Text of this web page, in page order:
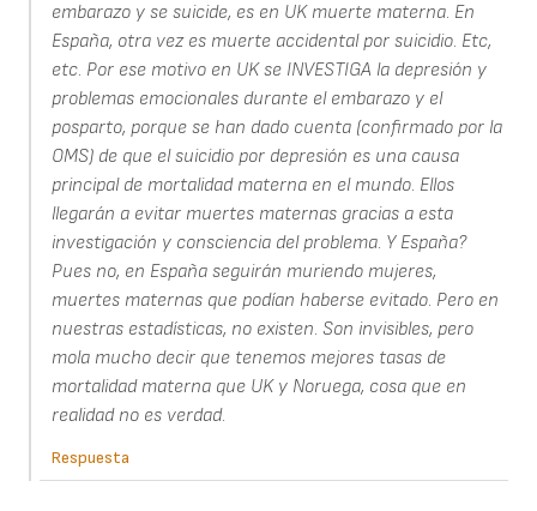
embarazo y se suicide, es en UK muerte materna. En
España, otra vez es muerte accidental por suicidio. Etc,
etc. Por ese motivo en UK se INVESTIGA la depresión y
problemas emocionales durante el embarazo y el
posparto, porque se han dado cuenta (confirmado por la
OMS) de que el suicidio por depresión es una causa
principal de mortalidad materna en el mundo. Ellos
llegarán a evitar muertes maternas gracias a esta
investigación y consciencia del problema. Y España?
Pues no, en España seguirán muriendo mujeres,
muertes maternas que podían haberse evitado. Pero en
nuestras estadísticas, no existen. Son invisibles, pero
mola mucho decir que tenemos mejores tasas de
mortalidad materna que UK y Noruega, cosa que en
realidad no es verdad.
Respuesta